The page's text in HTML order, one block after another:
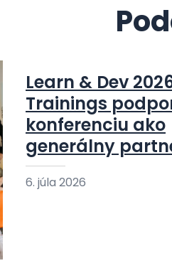
Learn & Dev
Trainings
konferenciu ako
generálny
6. júla 2026